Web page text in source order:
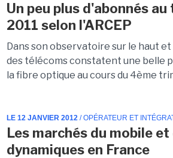
Un peu plus d'abonnés
2011 selon l'ARCEP
Dans son observatoire sur le haut
des télécoms constatent une belle
la fibre optique au cours du 4ème
LE 12 JANVIER 2012 / OPÉRATEUR ET
Les marchés du mobile
dynamiques en France